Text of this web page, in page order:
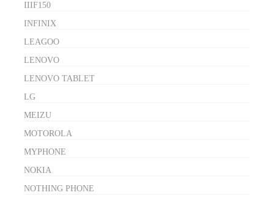
IIIF150
INFINIX
LEAGOO
LENOVO
LENOVO TABLET
LG
MEIZU
MOTOROLA
MYPHONE
NOKIA
NOTHING PHONE